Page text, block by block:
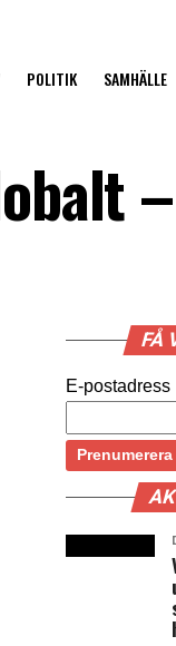
POLITIK SAMHÄLLE
FÅ
E-postadress